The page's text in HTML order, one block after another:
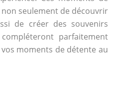
seulement de découvrir
de créer des souvenirs
parfaitement
moments de détente au